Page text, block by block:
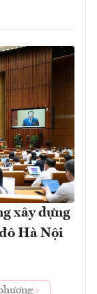
xây dựng
Hà Nội